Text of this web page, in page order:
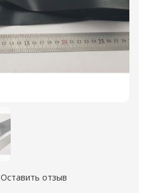
Оставить отзыв